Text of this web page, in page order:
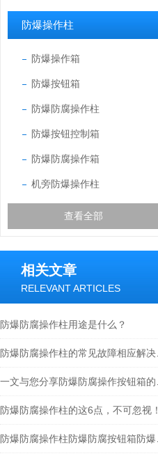
防爆操作柱
防爆操作箱
防爆按钮箱
防爆防腐操作柱
防爆按钮控制箱
防爆防腐操作箱
机旁防爆操作柱
查看全部
相关文章
RELEVANT ARTICLES
防爆防腐操作柱用途是什么？
防爆防腐操作柱的这6点，不可忽视！